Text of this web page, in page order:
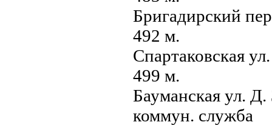
Бригадирский
492 м.
Спартаковская
499 м.
Бауманская ул.
коммун. служба